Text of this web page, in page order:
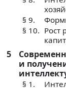
§ 9.
§ 10. Рост
5
и
§ 1.